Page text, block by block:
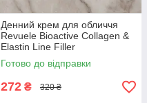
Денний крем для обличчя
Revuele Bioactive Collagen &
Elastin Line Filler
омолоджуючий, 50 мл
Готово до відправки
272 ₴ 320 ₴